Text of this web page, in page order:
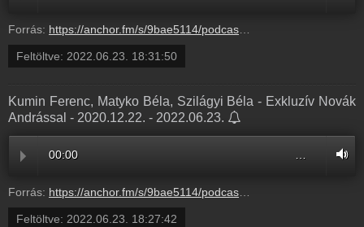
Forrás: https://anchor.fm/s/9bae5114/podcast/play/53908669/https%3A%2F%2Fd3ctxlq1ktw2nl.cloudfront.net%2Fstaging%2F2022-5-23%2Fbb35b4ea-a2b3-bb97-a63e-b57459279900.mp3
Feltöltve: 2022.06.23. 18:31:50
Kumin Ferenc, Matyko Béla, Szilágyi Béla - Exkluzív Novák
Andrással - 2020.12.22. - 2022.06.23.
00:00
Forrás: https://anchor.fm/s/9bae5114/podcast/play/53908520/https%3A%2F%2Fd3ctxlq1ktw2nl.cloudfront.net%2Fstaging%2F2022-5-23%2F8bebccd6-1e02-57c3-510d-79b8716d2d1a.mp3
Feltöltve: 2022.06.23. 18:27:42